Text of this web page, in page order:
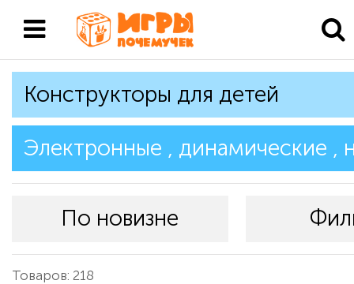
Конструкторы для детей
Электронные , динамические ,
По новизне
Товаров: 218